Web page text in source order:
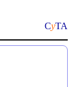
CyTA